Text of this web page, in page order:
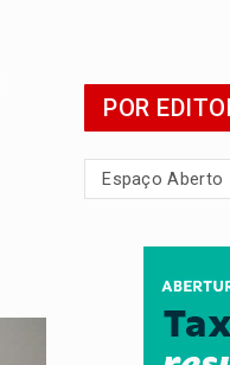
POR